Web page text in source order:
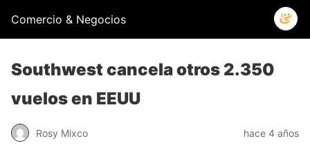
Comercio & Negocios
Southwest cancela otros 2.350
vuelos en EEUU
Rosy Mixco hace 4 años